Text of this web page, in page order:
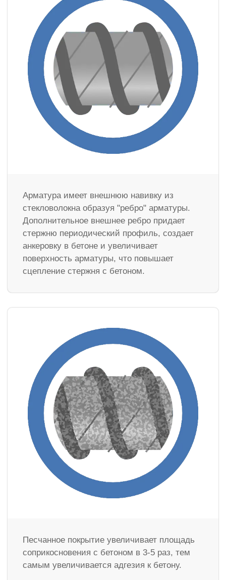
Арматура имеет внешнюю навивку из
стекловолокна образуя "ребро" арматуры.
Дополнительное внешнее ребро придает
стержню периодический профиль, создает
анкеровку в бетоне и увеличивает
поверхность арматуры, что повышает
сцепление стержня с бетоном.
Песчанное покрытие увеличивает площадь
соприкосновения с бетоном в 3-5 раз, тем
самым увеличивается адгезия к бетону.